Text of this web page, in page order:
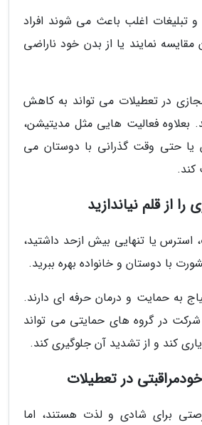
تبلیغات اغلب باعث می شوند افراد
مقایسه نمایند یا از بدن خود ناراضی
در تعطیلات می تواند به کاهش
بعلاوه فعالیت هایی مثل مدیتیشن،
یا حتی وقت گذرانی با دوستان می
کند.
یا تنهایی بیش ازحد داشتید،
با دوستان و خانواده بهره ببرید.
به حمایت و درمان حرفه ای دارند.
در گروه های حمایتی می تواند
کند و از تشدید آن جلوگیری کند.
در تعطیلات
برای شادی و لذت هستند، اما